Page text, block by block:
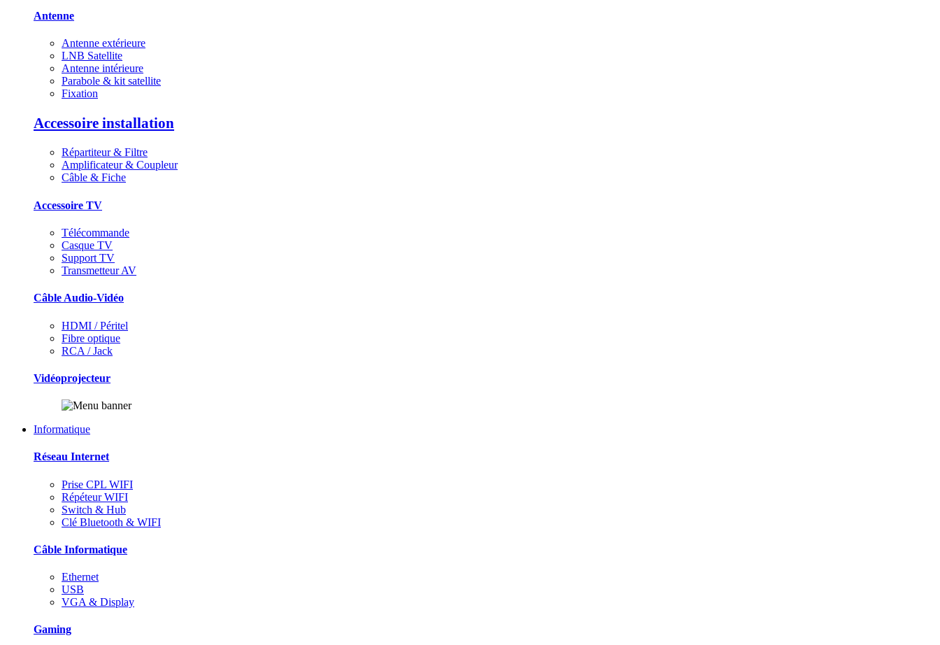
Antenne
Antenne extérieure
LNB Satellite
Antenne intérieure
Parabole & kit satellite
Fixation
Accessoire installation
Répartiteur & Filtre
Amplificateur & Coupleur
Câble & Fiche
Accessoire TV
Télécommande
Casque TV
Support TV
Transmetteur AV
Câble Audio-Vidéo
HDMI / Péritel
Fibre optique
RCA / Jack
Vidéoprojecteur
Informatique
Réseau Internet
Prise CPL WIFI
Répéteur WIFI
Switch & Hub
Clé Bluetooth & WIFI
Câble Informatique
Ethernet
USB
VGA & Display
Gaming